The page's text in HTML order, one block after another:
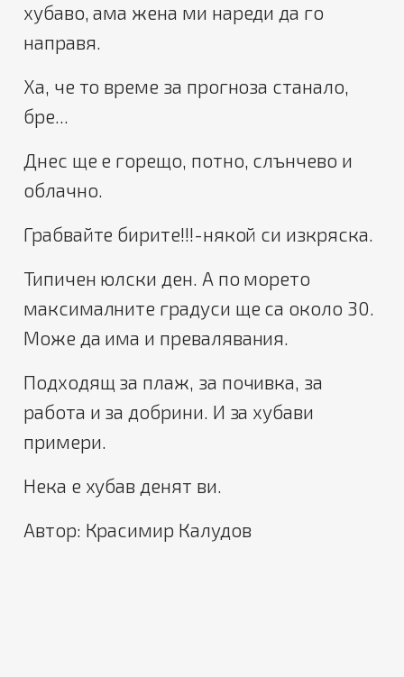
хубаво, ама жена ми нареди да го
направя.
Ха, че то време за прогноза станало,
бре...
Днес ще е горещо, потно, слънчево и
облачно.
Грабвайте бирите!!!-някой си изкряска.
Типичен юлски ден. А по морето
максималните градуси ще са около 30.
Може да има и превалявания.
Подходящ за плаж, за почивка, за
работа и за добрини. И за хубави
примери.
Нека е хубав денят ви.
Автор: Красимир Калудов